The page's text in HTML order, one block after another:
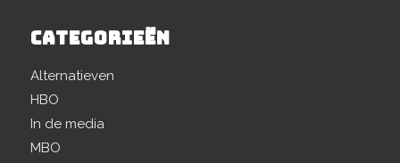
CATEGORIEËN
Alternatieven
HBO
In de media
MBO